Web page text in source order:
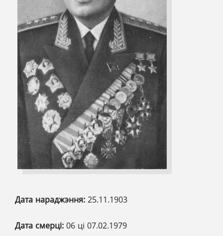
Дата нараджэння: 25.11.1903
Дата смерці: 06 ці 07.02.1979